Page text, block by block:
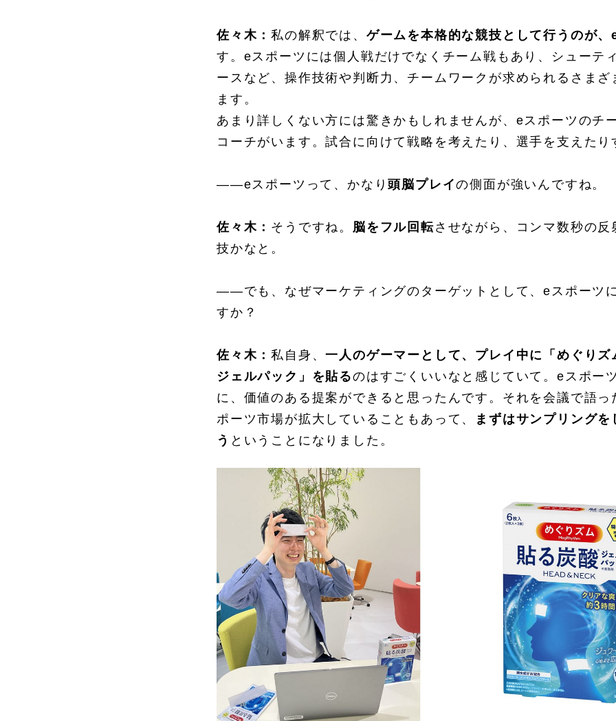
佐々木：私の解釈では、 ゲームを本格的な競技として行うのが、
す。eスポーツには個人戦だけでなくチーム戦もあり、シューテ
ースなど、操作技術や判断力、チームワークが求められるさまざ
ます。
あまり詳しくない方には驚きかもしれませんが、eスポーツのチ
コーチがいます。試合に向けて戦略を考えたり、選手を支えた
――eスポーツって、かなり頭脳プレイの側面が強いんですね。
佐々木： そうですね。 脳をフル回転させながら、コンマ数秒の
技かなと。
――でも、なぜマーケティングのターゲットとして、eスポーツ
すか？
佐々木：私自身、一人のゲーマーとして、プレイ中に「めぐり
ジェルパック」を貼るのはすごくいいなと感じていて。eスポー
に、価値のある提案ができると思ったんです。それを会議で語
ポーツ市場が拡大していることもあって、
まずはサンプリング
う ということになりました。